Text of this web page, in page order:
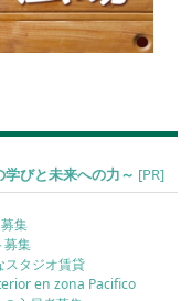
びと未来への力～ [PR]
集
募集
スタジオ賃貸
en zona Pacifico